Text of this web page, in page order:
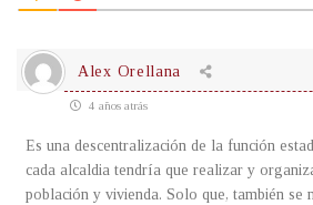
Alex Orellana
4 años atrás
Es una descentralización de la función
cada alcaldia tendría que realizar y
población y vivienda. Solo que, también se